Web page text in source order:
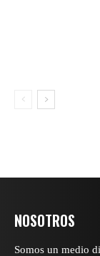
NOSOTROS
Somos un medio